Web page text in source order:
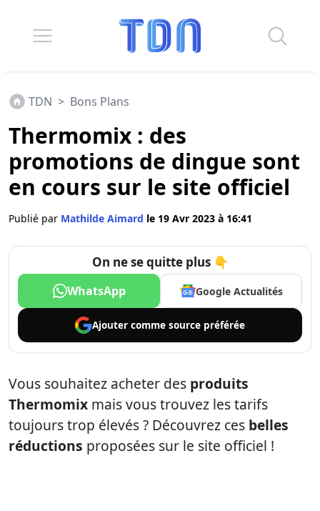
TDN > Bons Plans
Thermomix : des
promotions de dingue sont
en cours sur le site officiel
Publié par Mathilde Aimard le 19 Avr 2023 à 16:41
On ne se quitte plus 👇
WhatsApp Google Actualités
Ajouter comme source préférée
Vous souhaitez acheter des produits
Thermomix mais vous trouvez les tarifs
toujours trop élevés ? Découvrez ces belles
réductions proposées sur le site officiel !